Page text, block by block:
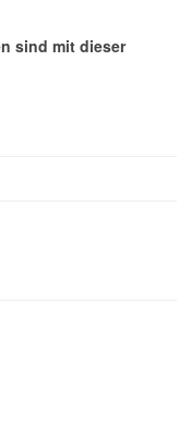
sind mit dieser